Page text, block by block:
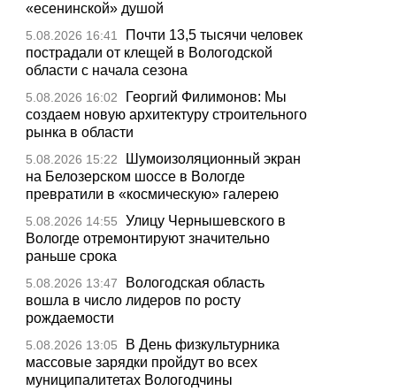
«есенинской» душой
5.08.2026 16:41
Почти 13,5 тысячи человек
пострадали от клещей в Вологодской
области с начала сезона
5.08.2026 16:02
Георгий Филимонов: Мы
создаем новую архитектуру строительного
рынка в области
5.08.2026 15:22
Шумоизоляционный экран
на Белозерском шоссе в Вологде
превратили в «космическую» галерею
5.08.2026 14:55
Улицу Чернышевского в
Вологде отремонтируют значительно
раньше срока
5.08.2026 13:47
Вологодская область
вошла в число лидеров по росту
рождаемости
5.08.2026 13:05
В День физкультурника
массовые зарядки пройдут во всех
муниципалитетах Вологодчины